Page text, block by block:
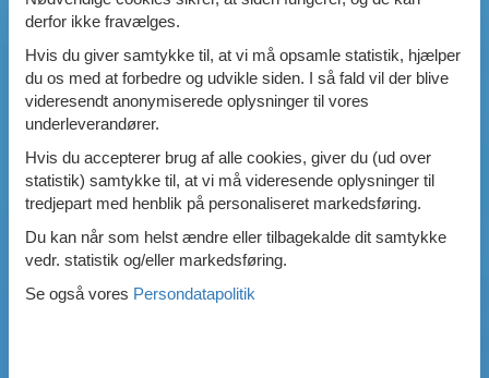
derfor ikke fravælges.
Hvis du giver samtykke til, at vi må opsamle statistik, hjælper
du os med at forbedre og udvikle siden. I så fald vil der blive
videresendt anonymiserede oplysninger til vores
underleverandører.
Hvis du accepterer brug af alle cookies, giver du (ud over
statistik) samtykke til, at vi må videresende oplysninger til
tredjepart med henblik på personaliseret markedsføring.
Du kan når som helst ændre eller tilbagekalde dit samtykke
vedr. statistik og/eller markedsføring.
Se også vores Persondatapolitik